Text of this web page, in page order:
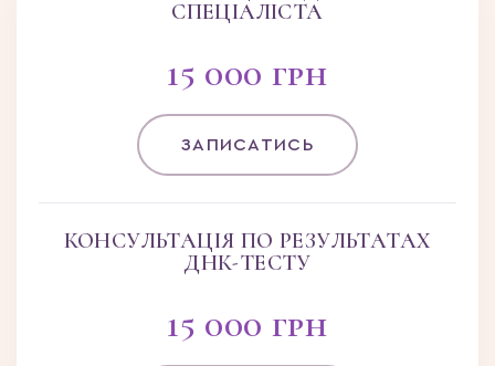
СПЕЦІАЛІСТА
15 000 грн
ЗАПИСАТИСЬ
КОНСУЛЬТАЦІЯ ПО РЕЗУЛЬТАТАХ
ДНК-ТЕСТУ
15 000 грн